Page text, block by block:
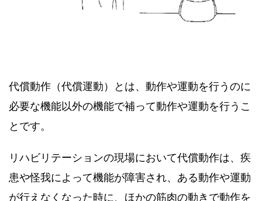
代償動作（代償運動）とは、動作や運動を行うのに
必要な機能以外の機能で補って動作や運動を行うこ
とです。
リハビリテーションの現場において代償動作は、疾
患や怪我によって機能が障害され、ある動作や運動
が行えなくなった時に、ほかの筋肉の動きで動作を